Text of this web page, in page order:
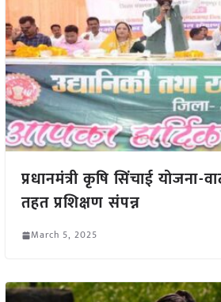
प्रधानमंत्री कृषि सिंचाई
तहत प्रशिक्षण संपन्न
March 5, 2025